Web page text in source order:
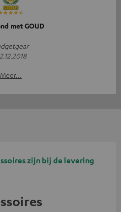
met GOUD
Meer...
zijn bij de levering